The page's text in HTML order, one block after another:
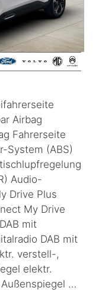
Airbag
Fahrerseite
System (ABS)
Audio-
Drive Plus
My Drive
mit
DAB mit
verstell-,
elektr.
…